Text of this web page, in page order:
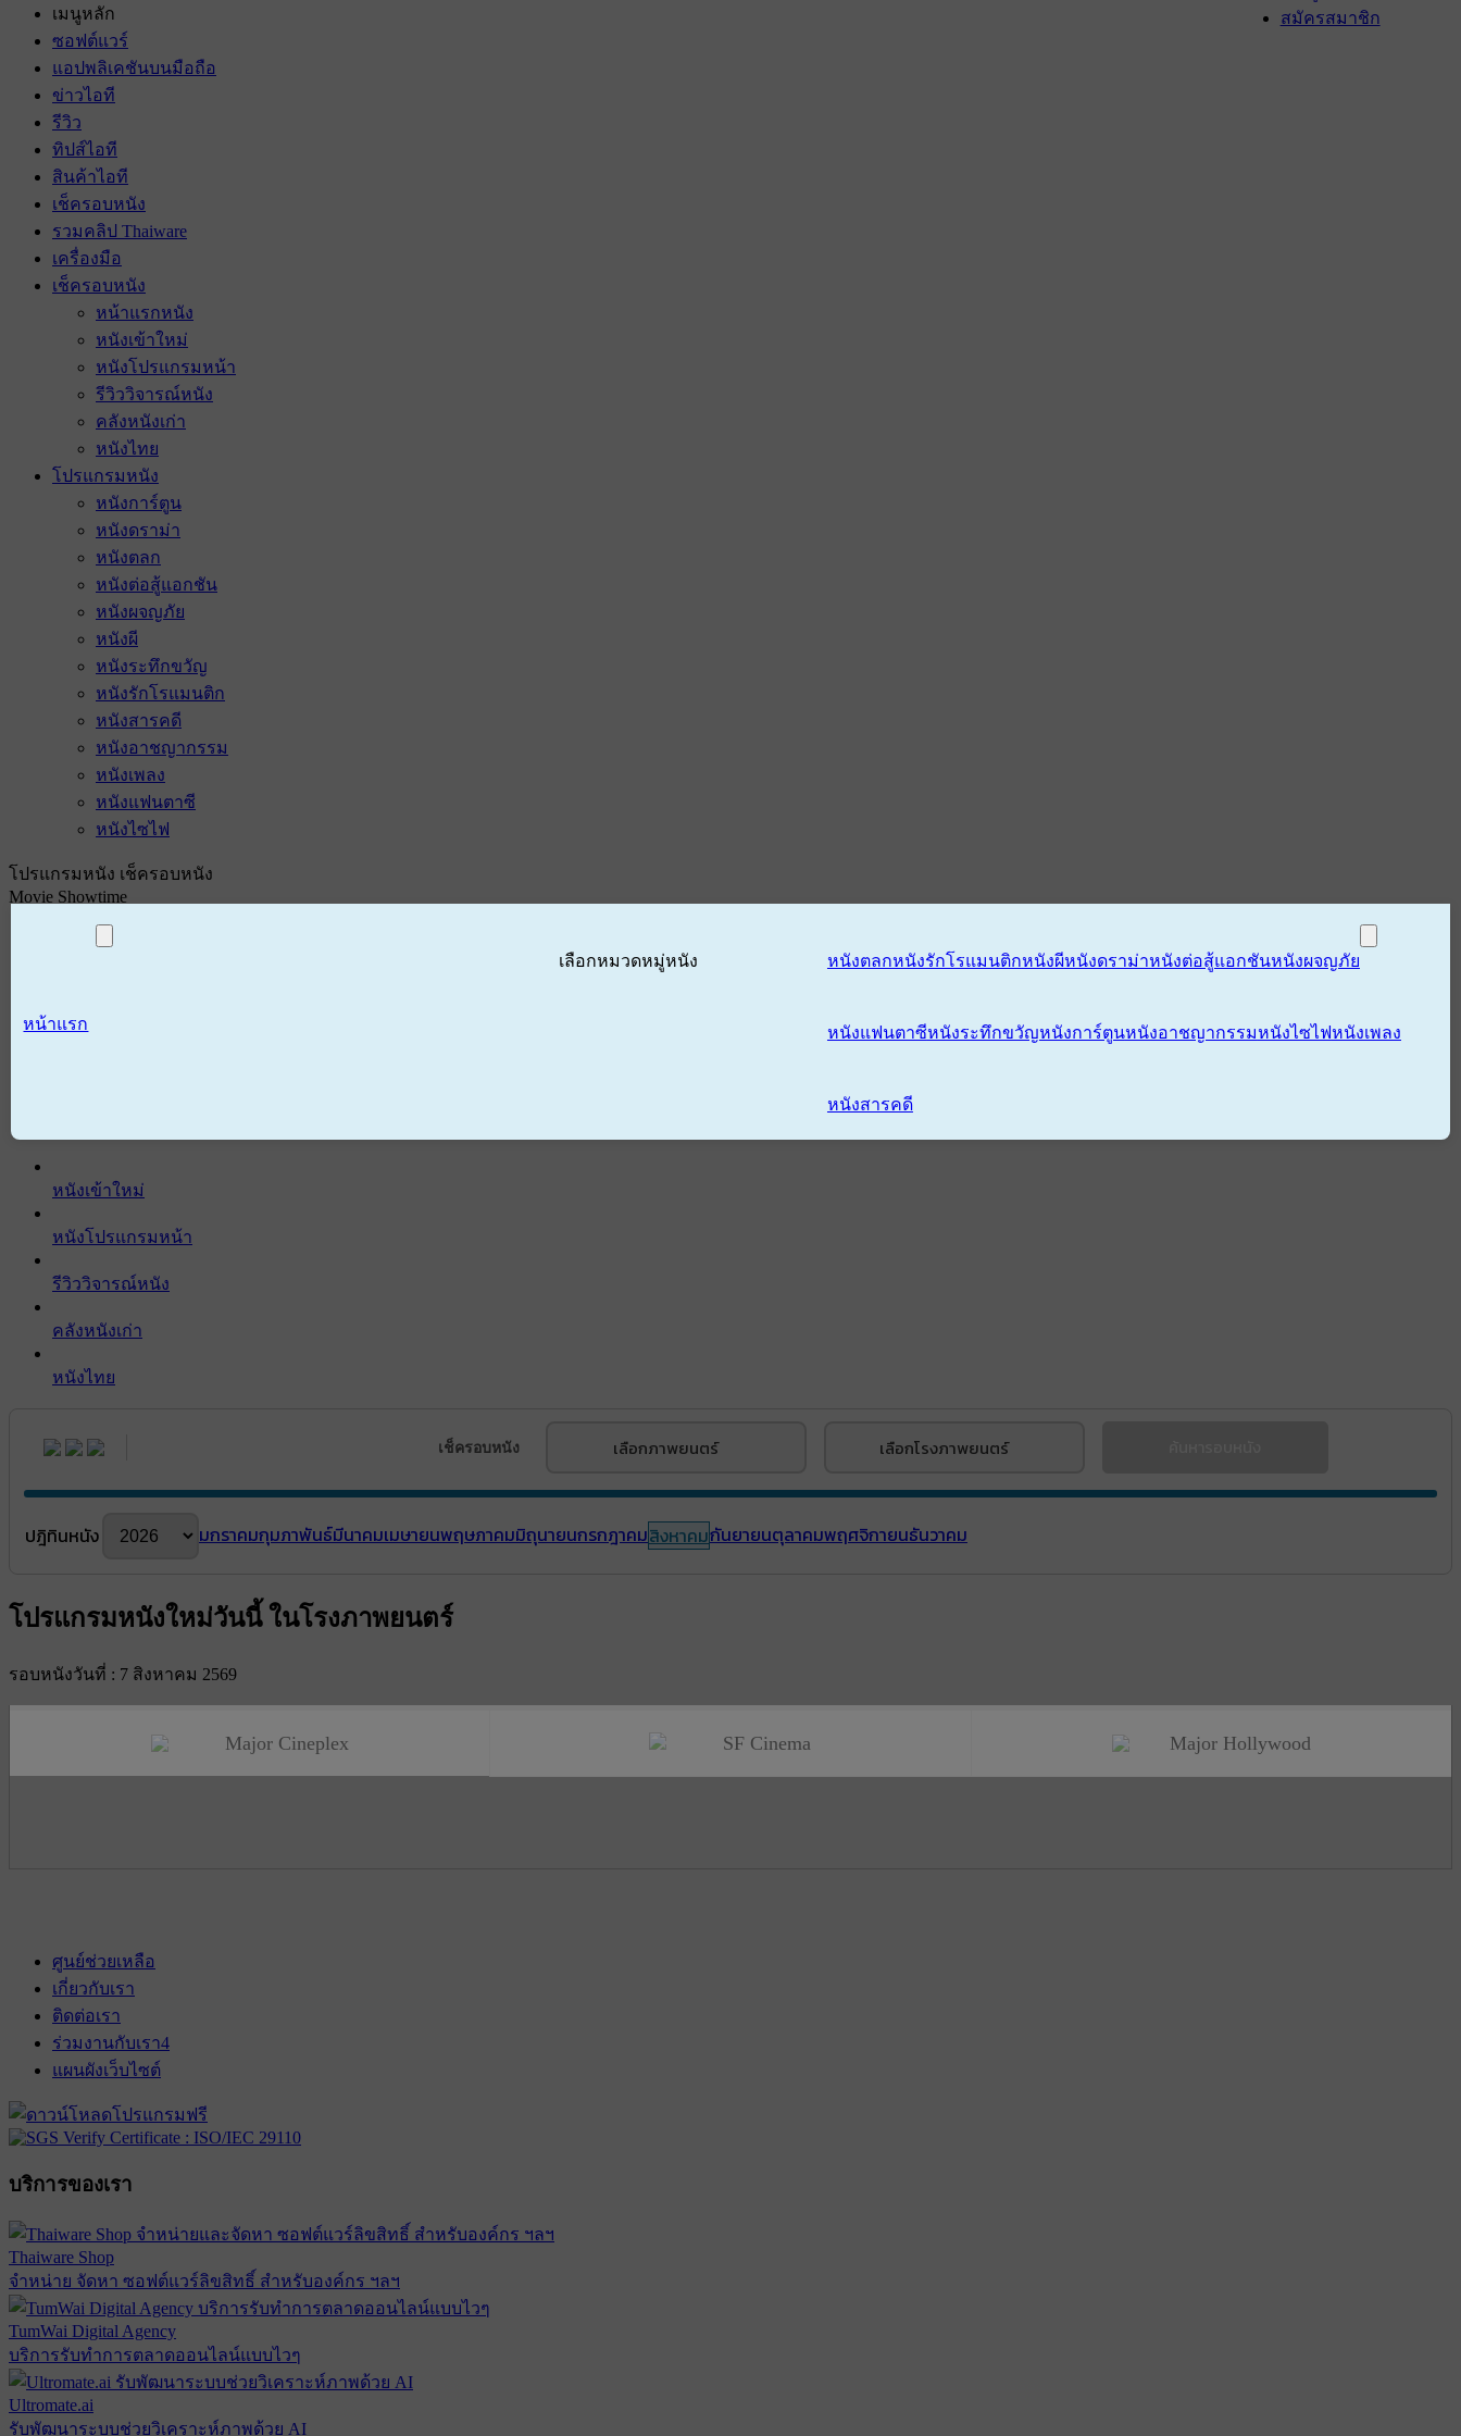
สมัครสมาชิก
เมนูหลัก
ซอฟต์แวร์
แอปพลิเคชันบนมือถือ
ข่าวไอที
รีวิว
ทิปส์ไอที
สินค้าไอที
เช็ครอบหนัง
รวมคลิป Thaiware
เครื่องมือ
เช็ครอบหนัง
หน้าแรกหนัง
หนังเข้าใหม่
หนังโปรแกรมหน้า
รีวิววิจารณ์หนัง
คลังหนังเก่า
หนังไทย
โปรแกรมหนัง
หนังการ์ตูน
หนังดราม่า
หนังตลก
หนังต่อสู้แอกชัน
หนังผจญภัย
หนังผี
หนังระทึกขวัญ
หนังรักโรแมนติก
หนังสารคดี
หนังอาชญากรรม
หนังเพลง
หนังแฟนตาซี
หนังไซไฟ
โปรแกรมหนัง เช็ครอบหนัง
Movie Showtime
หน้าแรก
เลือกหมวดหมู่หนัง หนังตลกหนังรักโรแมนติกหนังผีหนังดราม่าหนังต่อสู้แอกชันหนังผจญภัย
หนังแฟนตาซีหนังระทึกขวัญหนังการ์ตูนหนังอาชญากรรมหนังไซไฟหนังเพลง
หนังสารคดี
หนังเข้าใหม่
หนังโปรแกรมหน้า
รีวิววิจารณ์หนัง
คลังหนังเก่า
หนังไทย
เช็ครอบหนัง เลือกภาพยนตร์ เลือกโรงภาพยนตร์
ปฎิทินหนัง มกราคมกุมภาพันธ์มีนาคมเมษายนพฤษภาคมมิถุนายนกรกฎาคมสิงหาคมกันยายนตุลาคมพฤศจิกายนธันวาคม
โปรแกรมหนังใหม่วันนี้ ในโรงภาพยนตร์
รอบหนังวันที่ : 7 สิงหาคม 2569
Major Cineplex SF Cinema Major Hollywood
ศูนย์ช่วยเหลือ
เกี่ยวกับเรา
ติดต่อเรา
ร่วมงานกับเรา4
แผนผังเว็บไซต์
บริการของเรา
Thaiware Shop
จำหน่าย จัดหา ซอฟต์แวร์ลิขสิทธิ์ สำหรับองค์กร ฯลฯ
TumWai Digital Agency
บริการรับทำการตลาดออนไลน์แบบไวๆ
Ultromate.ai
รับพัฒนาระบบช่วยวิเคราะห์ภาพด้วย AI